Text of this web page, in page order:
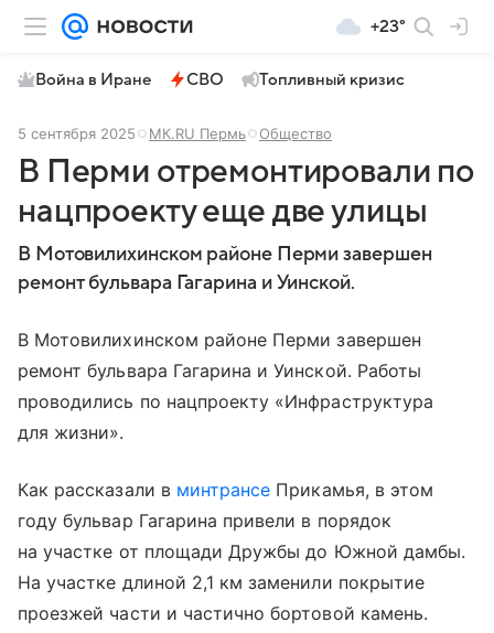
+23°
Война в Иране СВО Топливный кризис
5 сентября 2025 МК.RU Пермь Общество
В Перми отремонтировали по
нацпроекту еще две улицы
В Мотовилихинском районе Перми завершен
ремонт бульвара Гагарина и Уинской.
В Мотовилихинском районе Перми завершен
ремонт бульвара Гагарина и Уинской. Работы
проводились по нацпроекту «Инфраструктура
для жизни».
Как рассказали в минтрансе Прикамья, в этом
году бульвар Гагарина привели в порядок
на участке от площади Дружбы до Южной дамбы.
На участке длиной 2,1 км заменили покрытие
проезжей части и частично бортовой камень.